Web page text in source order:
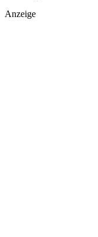
Anzeige